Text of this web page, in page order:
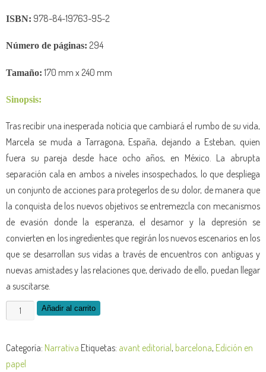
ISBN: 978-84-19763-95-2
Número de páginas: 294
Tamaño: 170 mm x 240 mm
Sinopsis:
Tras recibir una inesperada noticia que cambiará el rumbo de su vida,
Marcela se muda a Tarragona, España, dejando a Esteban, quien
fuera su pareja desde hace ocho años, en México. La abrupta
separación cala en ambos a niveles insospechados, lo que despliega
un conjunto de acciones para protegerlos de su dolor, de manera que
la conquista de los nuevos objetivos se entremezcla con mecanismos
de evasión donde la esperanza, el desamor y la depresión se
convierten en los ingredientes que regirán los nuevos escenarios en los
que se desarrollan sus vidas a través de encuentros con antiguas y
nuevas amistades y las relaciones que, derivado de ello, puedan llegar
a suscitarse.
Añadir al carrito
Categoría: Narrativa Etiquetas: avant editorial, barcelona, Edición en
papel